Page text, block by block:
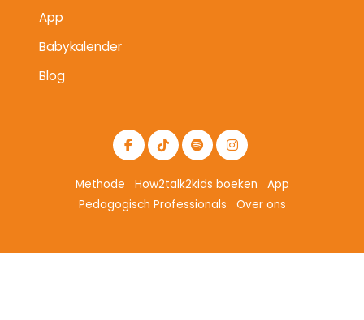
App
Babykalender
Blog
Methode How2talk2kids boeken
App
Pedagogisch Professionals
Over ons